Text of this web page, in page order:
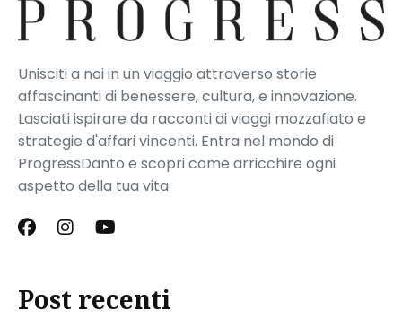
Unisciti a noi in un viaggio attraverso storie
affascinanti di benessere, cultura, e innovazione.
Lasciati ispirare da racconti di viaggi mozzafiato e
strategie d'affari vincenti. Entra nel mondo di
ProgressDanto e scopri come arricchire ogni
aspetto della tua vita.
Post recenti